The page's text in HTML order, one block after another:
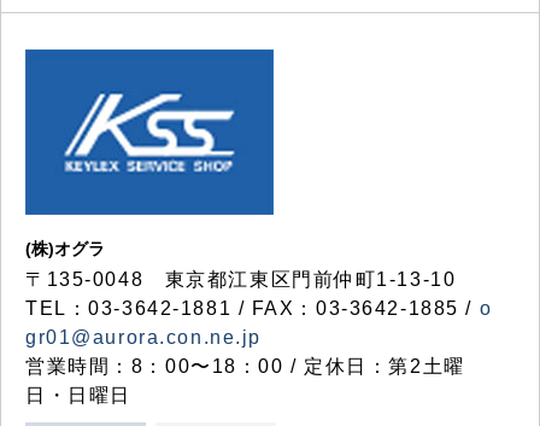
(株)オグラ
〒135-0048 東京都江東区門前仲町1-13-10
TEL：03-3642-1881 / FAX：03-3642-1885 / o
gr01@aurora.con.ne.jp
営業時間：8：00〜18：00 / 定休日：第2土曜
日・日曜日